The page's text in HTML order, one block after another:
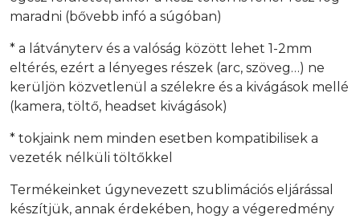
maradni (bővebb infó a súgóban)
* a látványterv és a valóság között lehet 1-2mm
eltérés, ezért a lényeges részek (arc, szöveg…) ne
kerüljön közvetlenül a szélekre és a kivágások mellé
(kamera, töltő, headset kivágások)
* tokjaink nem minden esetben kompatibilisek a
vezeték nélküli töltőkkel
Termékeinket úgynevezett szublimációs eljárással
készítjük, annak érdekében, hogy a végeredmény